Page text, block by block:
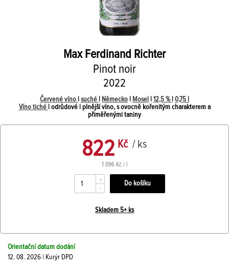
Max Ferdinand Richter
Pinot noir
2022
Červené víno suché Německo Mosel 12,5 % 0,75 l
Víno tiché
| odrůdové | plnější víno, s ovocně kořenitým charakterem a
přiměřenými taniny
822 Kč / ks
1 096 Kč / l
+
-
Skladem 5+ ks
Orientační datum dodání
12. 08. 2026 | Kurýr DPD